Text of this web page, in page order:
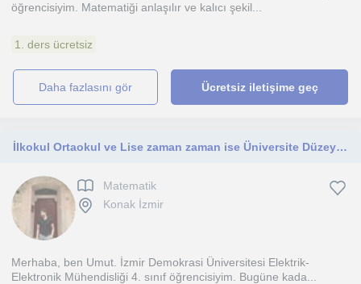
öğrencisiyim. Matematiği anlaşılır ve kalıcı şekil...
1. ders ücretsiz
daha fazlasını gör Ücretsiz iletişime geç
İlkokul Ortaokul ve Lise zaman zaman ise Üniversite Düzeyinde Matematik Özel Ders
Matematik
Konak İzmir
Merhaba, ben Umut. İzmir Demokrasi Üniversitesi Elektrik-
Elektronik Mühendisliği 4. sınıf öğrencisiyim. Bugüne kada...